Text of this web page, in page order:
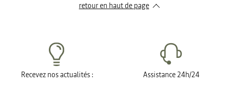
retour en haut de page​
Recevez nos actualités : Assistance 24h/24